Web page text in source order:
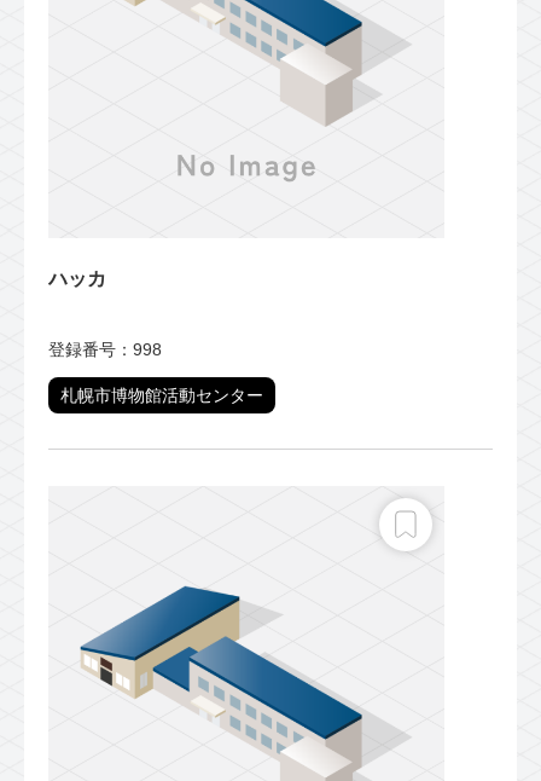
ハッカ
登録番号：998
札幌市博物館活動センター